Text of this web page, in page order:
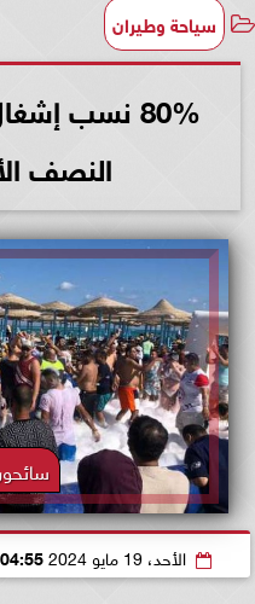
سياحة وطيران
80% نسب
النصف
الأحد، 19 مايو 2024 04:55 مـ